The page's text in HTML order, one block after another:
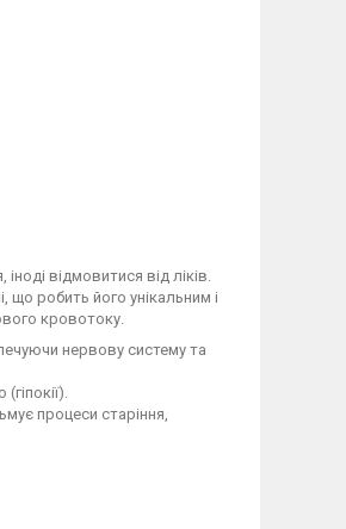
відмовитися від ліків.
робить його унікальним і
кровотоку.
нервову систему та
процеси старіння,